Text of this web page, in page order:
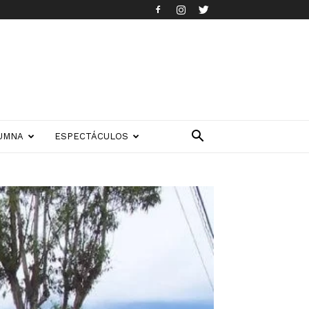
ESPECTÁCULOS